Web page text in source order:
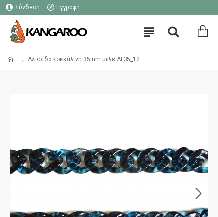
Σύνδεση Εγγραφή
Αλυσίδα κοκκάλινη 35mm μπλε AL35_12